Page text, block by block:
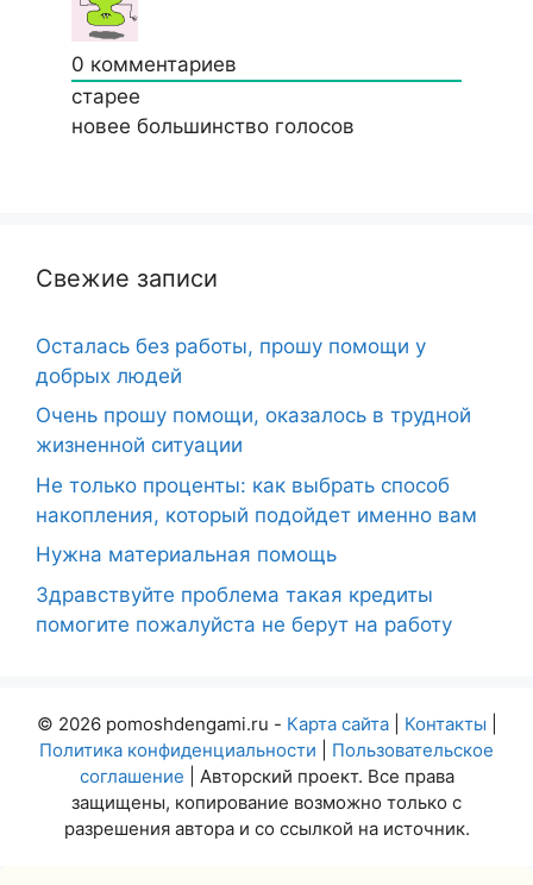
0 комментариев
старее
новее большинство голосов
Свежие записи
Осталась без работы, прошу помощи у
добрых людей
Очень прошу помощи, оказалось в трудной
жизненной ситуации
Не только проценты: как выбрать способ
накопления, который подойдет именно вам
Нужна материальная помощь
Здравствуйте проблема такая кредиты
помогите пожалуйста не берут на работу
© 2026 pomoshdengami.ru - Карта сайта| Контакты
Политика конфиденциальности
Пользовательское
соглашение | Авторский проект. Все права
защищены, копирование возможно только с
разрешения автора и со ссылкой на источник.